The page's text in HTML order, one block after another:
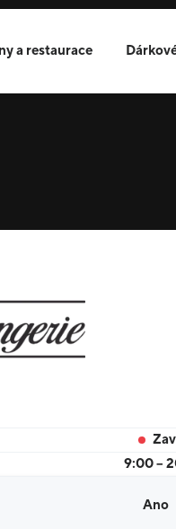
a restaurace
9:00 –
Ano